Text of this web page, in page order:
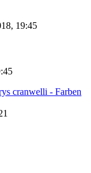
19:45
cranwelli - Farben